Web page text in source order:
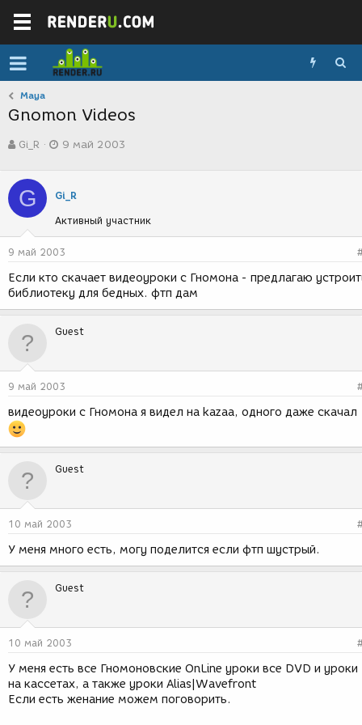
Maya
Gnomon Videos
в
о
р
т
е
м
ы
Gi_R
а
с
з
д
а
и
я
9 май 2003
G Gi_R
Активный участник
9 май 2003
Если кто скачает видеоуроки с Гномона - предлагаю
библиотеку для бедных. фтп дам
Guest
9 май 2003
видеоуроки с Гномона я видел на kazaa, одного даже скачал
Guest
10 май 2003
У меня много есть, могу поделится если фтп шустрый.
Guest
10 май 2003
У меня есть все Гномоновские OnLine уроки все DVD и уроки
на кассетах, а также уроки Alias|Wavefront
Если есть женание можем поговорить.